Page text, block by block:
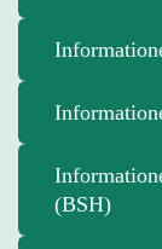
(BSH)